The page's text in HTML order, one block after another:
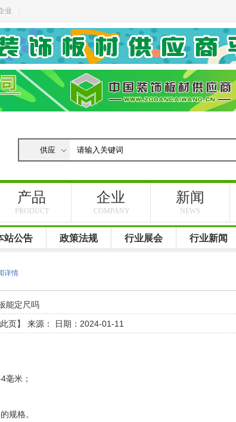
业
产品
PRODUCT
企业
COMPANY
新闻
NEWS
站公告 政策法规 行业展会 行业新闻
详情
能定尺吗
页】 来源： 日期：2024-01-11
毫米；
规格。